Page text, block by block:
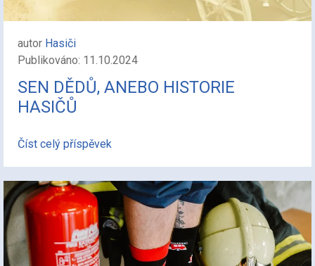
autor Hasiči
Publikováno: 11.10.2024
SEN DĚDŮ, ANEBO HISTORIE
HASIČŮ
Číst celý příspěvek